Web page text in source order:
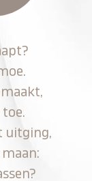
uitging,